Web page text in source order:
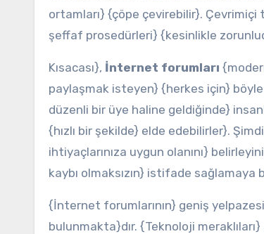
ortamları} {çöpe çevirebilir}.
şeffaf prosedürleri} {kesinlikle
Kısacası}, İnternet forumları
paylaşmak isteyen} {herkes için}
düzenli bir üye haline geldiğinde}
{hızlı bir şekilde} elde edebilirler}.
ihtiyaçlarınıza uygun olanını}
kaybı olmaksızın} istifade sağlamaya
{İnternet forumlarının} geniş
bulunmakta}dır. {Teknoloji